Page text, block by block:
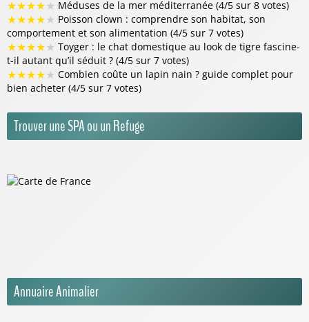
★★★★★ Méduses de la mer méditerranée (4/5 sur 8 votes)
★★★★★ Poisson clown : comprendre son habitat, son
comportement et son alimentation (4/5 sur 7 votes)
★★★★★ Toyger : le chat domestique au look de tigre fascine-
t-il autant qu’il séduit ? (4/5 sur 7 votes)
★★★★★ Combien coûte un lapin nain ? guide complet pour
bien acheter (4/5 sur 7 votes)
Trouver une SPA ou un Refuge
Annuaire Animalier